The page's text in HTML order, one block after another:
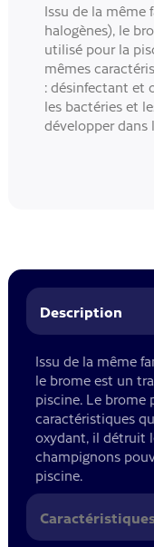
Issu de la même
halogènes), le
utilisé pour la
mêmes
: désinfectant et
les bactéries et
développer dans
Description
Issu de la même
le brome est un
piscine. Le brome
caractéristiques
oxydant, il détruit
champignons
piscine.